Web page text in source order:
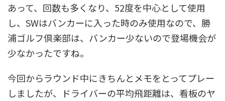
あって、回数も多くなり、52度を中心として使用
し、SWはバンカーに入った時のみ使用なので、勝
浦ゴルフ倶楽部は、バンカー少ないので登場機会が
少なかったですね。
今回からラウンド中にきちんとメモをとってプレー
しましたが、ドライバーの平均飛距離は、看板のヤ